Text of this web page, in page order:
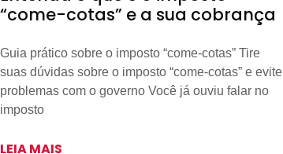
“come-cotas” e a sua cobrança
Guia prático sobre o imposto “come-cotas” Tire
suas dúvidas sobre o imposto “come-cotas” e evite
problemas com o governo Você já ouviu falar no
imposto
LEIA MAIS